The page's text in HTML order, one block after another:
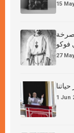
15
وصرخة
فوكو
27
1 Jun